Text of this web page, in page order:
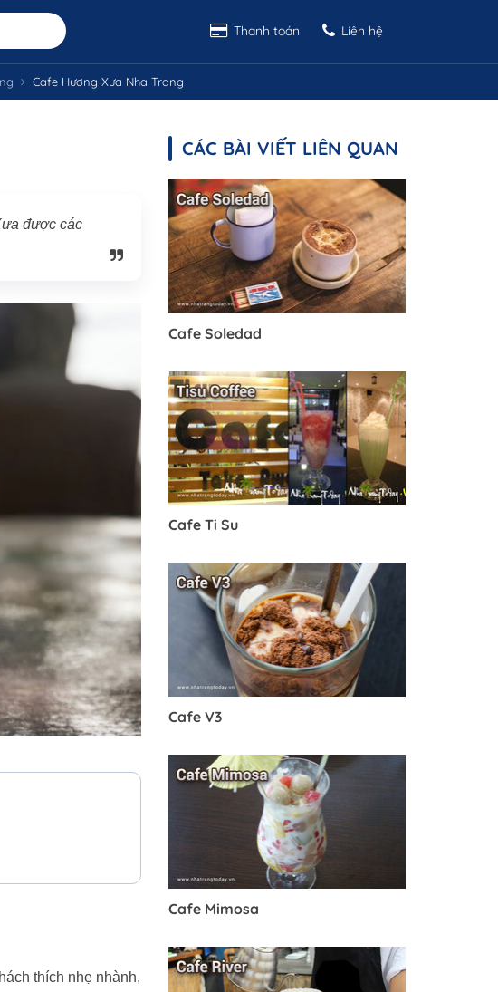
Thanh toán Liên hệ
Cafe Hương Xưa Nha Trang
được các
thích nhẹ nhành,
CÁC BÀI VIẾT LIÊN QUAN
Cafe Soledad
Cafe Ti Su
Cafe V3
Cafe Mimosa